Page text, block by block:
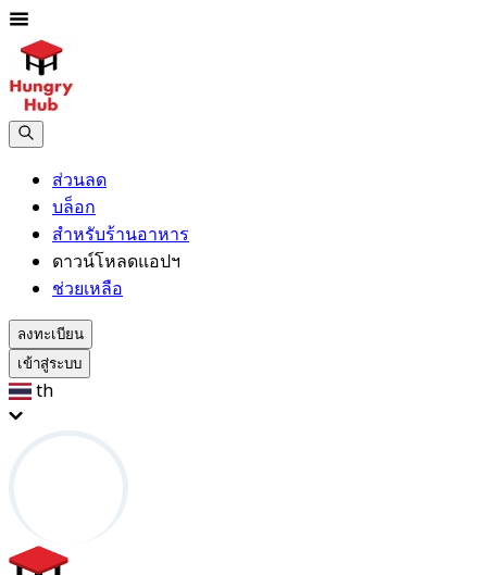
ส่วนลด
บล็อก
สำหรับร้านอาหาร
ดาวน์โหลดแอปฯ
ช่วยเหลือ
ลงทะเบียน
เข้าสู่ระบบ
th